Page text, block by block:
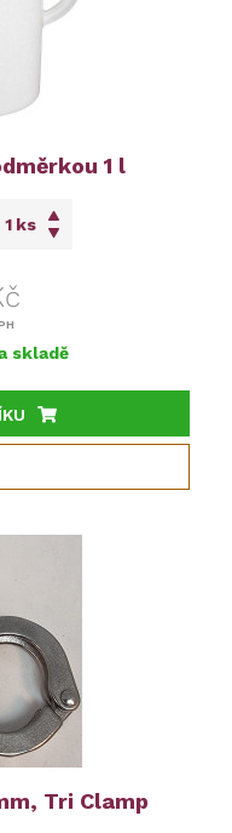
1 l
ks
skladě
Tri Clamp